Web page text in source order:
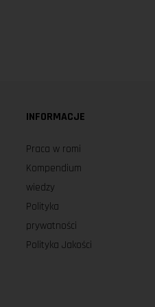
INFORMACJE
Praca w romi
Kompendium
wiedzy
Polityka
prywatności
Polityka Jakości